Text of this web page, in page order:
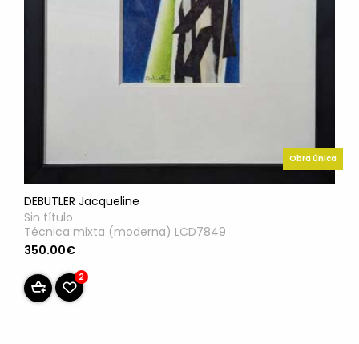
Obra única
DEBUTLER Jacqueline
Sin título
Técnica mixta (moderna) LCD7849
350.00€
2